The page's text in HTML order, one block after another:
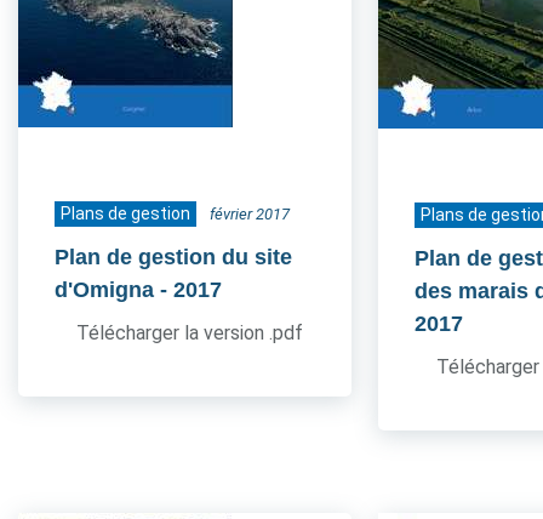
Plans de gestion février 2017
Plan de gestion du site
d'Omigna - 2017
Télécharger la version .pdf
Plans de
Plan de
des marais
2017